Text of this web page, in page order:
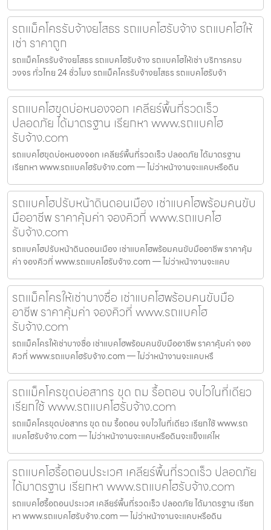
รถแม็คโครรับจ้างยโสธร รถแบคโฮรับจ้าง รถแบคโฮให้
เช่า ราคาถูก
รถแม็คโครรับจ้างยโสธร รถแบคโฮรับจ้าง รถแบคโฮให้เช่า บริการครบ
วงจร ทั่วไทย 24 ชั่วโมง รถแม็คโครรับจ้างยโสธร รถแบคโฮรับจ้า
รถแบคโฮขุดบ่อหนองจอก เคลียร์พื้นที่รวดเร็ว
ปลอดภัย ได้มาตรฐาน เรียกหา www.รถแบคโฮ
รับจ้าง.com
รถแบคโฮขุดบ่อหนองจอก เคลียร์พื้นที่รวดเร็ว ปลอดภัย ได้มาตรฐาน
เรียกหา www.รถแบคโฮรับจ้าง.com — ไม่ว่าหน้างานจะแคบหรือดิน
รถแบคโฮปรับหน้าดินดอนเมือง เช่าแบคโฮพร้อมคนขับ
มืออาชีพ ราคาคุ้มค่า จองคิวที่ www.รถแบคโฮ
รับจ้าง.com
รถแบคโฮปรับหน้าดินดอนเมือง เช่าแบคโฮพร้อมคนขับมืออาชีพ ราคาคุ้ม
ค่า จองคิวที่ www.รถแบคโฮรับจ้าง.com — ไม่ว่าหน้างานจะแคบ
รถแม็คโครให้เช่าบางซื่อ เช่าแบคโฮพร้อมคนขับมือ
อาชีพ ราคาคุ้มค่า จองคิวที่ www.รถแบคโฮ
รับจ้าง.com
รถแม็คโครให้เช่าบางซื่อ เช่าแบคโฮพร้อมคนขับมืออาชีพ ราคาคุ้มค่า จอง
คิวที่ www.รถแบคโฮรับจ้าง.com — ไม่ว่าหน้างานจะแคบหรื
รถแม็คโครขุดบ่อสาทร ขุด ถม รื้อถอน จบไวในที่เดียว
เรียกใช้ www.รถแบคโฮรับจ้าง.com
รถแม็คโครขุดบ่อสาทร ขุด ถม รื้อถอน จบไวในที่เดียว เรียกใช้ www.รถ
แบคโฮรับจ้าง.com — ไม่ว่าหน้างานจะแคบหรือดินจะแข็งแค่ไห
รถแบคโฮรื้อถอนประเวศ เคลียร์พื้นที่รวดเร็ว ปลอดภัย
ได้มาตรฐาน เรียกหา www.รถแบคโฮรับจ้าง.com
รถแบคโฮรื้อถอนประเวศ เคลียร์พื้นที่รวดเร็ว ปลอดภัย ได้มาตรฐาน เรียก
หา www.รถแบคโฮรับจ้าง.com — ไม่ว่าหน้างานจะแคบหรือดิน